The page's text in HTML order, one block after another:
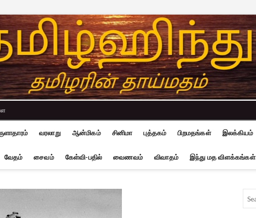
வரலாறு ஆன்மிகம் சினிமா புத்தகம் பிறமதங்கள் இலக்கியம்
வேதம் சைவம் கேள்வி-பதில் வைணவம் விவாதம் இந்து மத விளக்கங்கள்